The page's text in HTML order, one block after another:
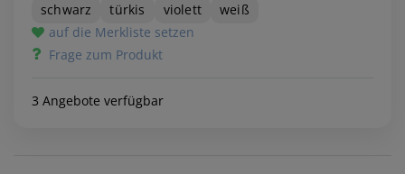
schwarz
türkis violett
weiß
auf die Merkliste setzen
Frage zum Produkt
3 Angebote verfügbar